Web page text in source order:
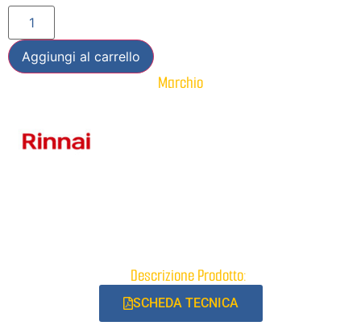
Aggiungi al carrello
Marchio
Descrizione Prodotto:
SCHEDA TECNICA